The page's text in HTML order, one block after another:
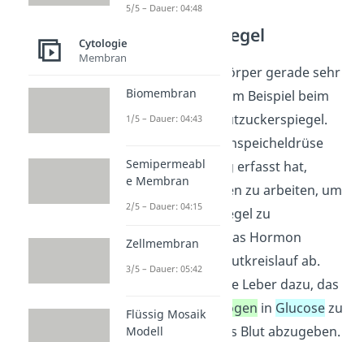
Niedriger
Blutzuckerspiegel
Verbraucht dein Körper gerade sehr
viel Energie, wie zum Beispiel beim
Sport, sinkt der Blutzuckerspiegel.
Sobald deine Bauchspeicheldrüse
diese Veränderung erfasst hat,
beginnt sie dagegen zu arbeiten, um
den Blutzuckerspiegel zu
erhöhen. Sie gibt das Hormon
Glucagon in den Blutkreislauf ab.
bringt die Leber dazu, das
gespeicherteGlycogen in Glucosezu
zerlegen und in das Blut abzugeben.
5/5 – Dauer: 04:48
Cytologie
Membran
Biomembran
1/5 – Dauer: 04:43
Semipermeabl
e Membran
2/5 – Dauer: 04:15
Zellmembran
3/5 – Dauer: 05:42
Flüssig Mosaik
Modell